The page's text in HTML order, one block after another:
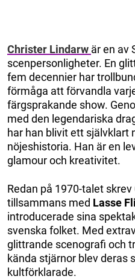
Christer Lindarw är en av
scenpersonligheter. En
fem decennier har
förmåga att förvandla
färgsprakande show.
med den legendariska
har han blivit ett självklart
nöjeshistoria. Han är en
glamour och kreativitet.
Redan på 1970-talet
tillsammans med Lasse
introducerade sina
svenska folket. Med
glittrande scenografi och
kända stjärnor blev deras
kultförklarade.